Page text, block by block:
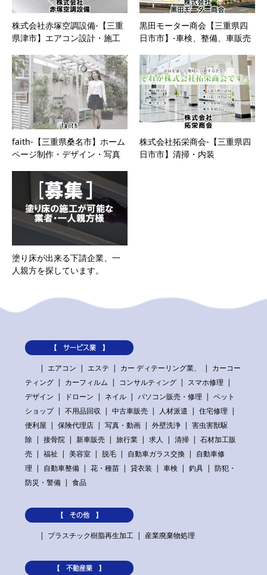
株式会社赤塚空調設備-【三重
県津市】エアコン設計・施工
黒田モーター商会【三重県四
日市市】-車検、整備、車販売
faith-【三重県桑名市】ホーム
ページ制作・デザイン・写真
株式会社拓栄商会-【三重県四
日市市】清掃・内装
塗り床が出来る下請企業、一
人親方を探しています。
【 サービス業 】
エアコン
エステ カー ディテーリング業、
カーコー
ティング
カーフィルム コンサルティング
スマホ修理
デザイン
ドローン ネイル パソコン販売・修理
ペット
ショップ
不用品回収 中古車販売 人材派遣
住宅修理
便利屋
保険代理店 写真・動画 外壁洗浄
害虫害獣駆
除
接骨院 新車販売 旅行業 求人 清掃
石材加工販
売
福祉 美容室 脱毛 自動車ガラス交換
自動車修
理
自動車整備 花・種苗 貸衣装 車検 釣具
防犯・
防災・警備
食品
【 その他 】
プラスチック樹脂再生加工
産業廃棄物処理
【 不動産業 】